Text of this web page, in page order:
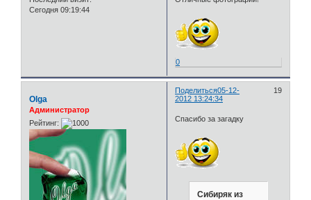
Сегодня 09:19:44
0
Поделиться 19
05-12-
2012 13:24:34
Olga
Администратор
Рейтинг:
Спасибо за загадку
Сибиряк из